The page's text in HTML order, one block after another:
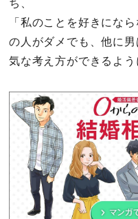
ち、
「私のことを好きにな
の人がダメでも、他に
気な考え方ができるよう